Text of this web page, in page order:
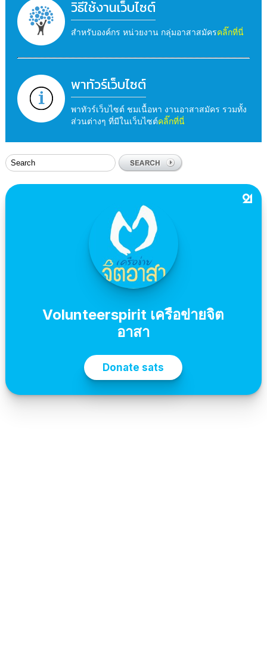
วิธีใช้งานเว็บไซต์
สำหรับองค์กร หน่วยงาน กลุ่มอาสาสมัครคลิ๊กที่นี่
พาทัวร์เว็บไซต์
พาทัวร์เว็บไซต์ ชมเนื้อหา งานอาสาสมัคร รวมทั้ง
ส่วนต่างๆ ที่มีในเว็บไซต์คลิ๊กที่นี่